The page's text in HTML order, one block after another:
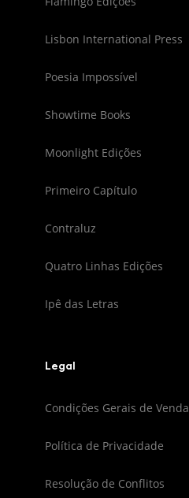
Lisbon International Press
Poesia Impossível
Showtime Books
Moonlight Edições
Primeiro Capítulo
Contraluz
Quatro Linhas Edições
Ipê das Letras
Legal
Condições Gerais de Venda
Política de Privacidade
Resolução de Conflitos